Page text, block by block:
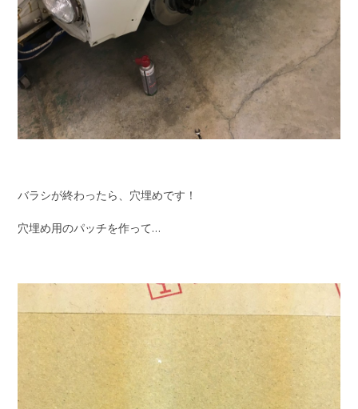
バラシが終わったら、穴埋めです！
穴埋め用のパッチを作って…